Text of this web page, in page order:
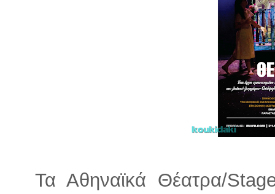
Τα Αθηναϊκά Θέατρα/